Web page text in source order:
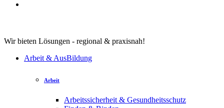
Wir bieten Lösungen - regional & praxisnah!
Arbeit & AusBildung
Arbeit
Arbeitssicherheit & Gesundheitsschutz